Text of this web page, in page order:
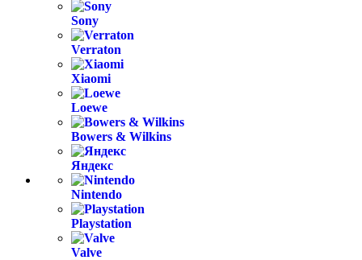
Sony
Verraton
Xiaomi
Loewe
Bowers & Wilkins
Яндекс
Nintendo
Playstation
Valve